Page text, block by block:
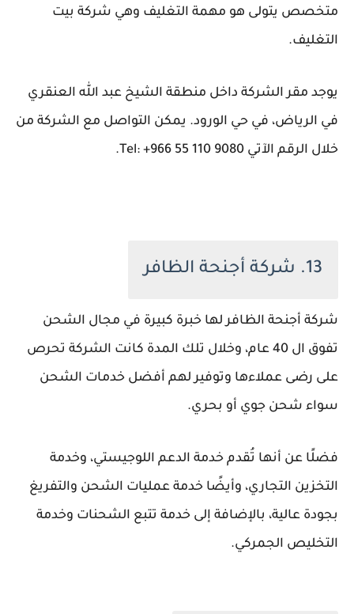
متخصص يتولى هو مهمة التغليف وهي شركة بيت
التغليف.
يوجد مقر الشركة داخل منطقة الشيخ عبد الله العنقري
في الرياض، في حي الورود. يمكن التواصل مع الشركة من
خلال الرقم الآتي Tel: +966 55 110 9080.
13. شركة أجنحة الظافر
شركة أجنحة الظافر لها خبرة كبيرة في مجال الشحن
تفوق ال 40 عام، وخلال تلك المدة كانت الشركة تحرص
على رضى عملاءها وتوفير لهم أفضل خدمات الشحن
سواء شحن جوي أو بحري.
فضلًا عن أنها تُقدم خدمة الدعم اللوجيستي، وخدمة
التخزين التجاري، وأيضًا خدمة عمليات الشحن والتفريغ
بجودة عالية، بالإضافة إلى خدمة تتبع الشحنات وخدمة
التخليص الجمركي.